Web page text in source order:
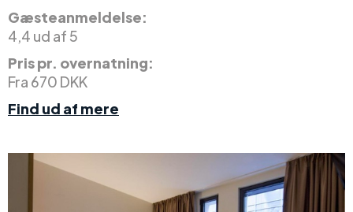
Gæsteanmeldelse:
4,4 ud af 5
Pris pr. overnatning:
Fra 670 DKK
Find ud af mere